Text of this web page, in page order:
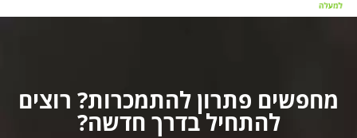
מחפשים פתרון להתמכרות? רוצים
להתחיל בדרך חדשה?